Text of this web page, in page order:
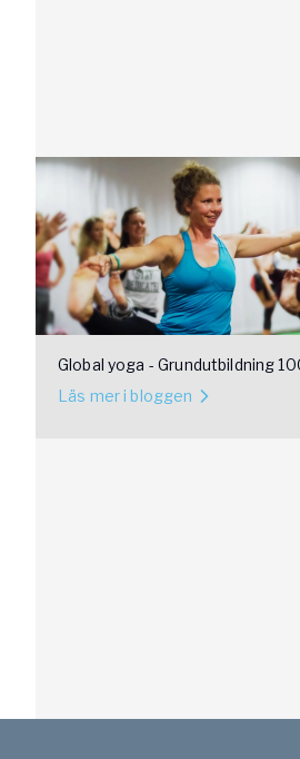
Global yoga - Grundutbildning
Läs mer i bloggen